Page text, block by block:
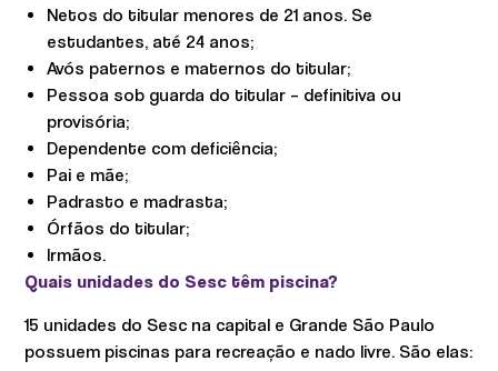
Netos do titular menores de 21 anos. Se
estudantes, até 24 anos;
Avós paternos e maternos do titular;
Pessoa sob guarda do titular – definitiva ou
provisória;
Dependente com deficiência;
Pai e mãe;
Padrasto e madrasta;
Órfãos do titular;
Irmãos.
Quais unidades do Sesc têm piscina?
15 unidades do Sesc na capital e Grande São Paulo
possuem piscinas para recreação e nado livre. São elas: